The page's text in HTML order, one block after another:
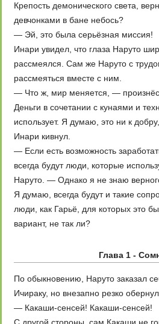
Крепость демонического света,
девчонками в бане небось?
— Эй, это была серьёзная миссия!
Инари увидел, что глаза Наруто
рассмеялся. Сам же Наруто с
рассмеяться вместе с ним.
— Что ж, мир меняется, —
Деньги в сочетании с кунаями и
использует. Я думаю, это ни к
Инари кивнул.
— Если есть возможность
всегда будут люди, которые
Наруто. — Однако я не знаю верного
Я думаю, всегда будут и такие
люди, как Гарьё, для которых это
вариант, не так ли?
Глава 1 -
По обыкновению, Наруто заказал
Ичираку, но внезапно резко
— Какаши-сенсей! Какаши-сенсей!